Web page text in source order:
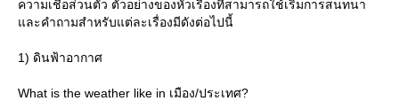
ความเชื่อส่วนตัว ตัวอย่างของหัวเรื่องที่สามารถใช้เริ่มการสนทนา
ละคำถามสำหรับแต่ละเรื่องมีดังต่อไปนี้
1) ดินฟ้าอากาศ
What is the weather like in เมือง/ประเทศ?